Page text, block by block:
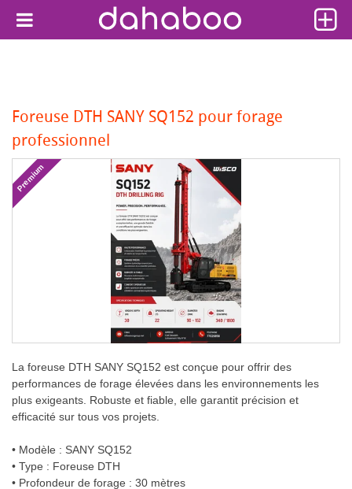
Foreuse DTH SANY SQ152 pour forage
professionnel
Premium
La foreuse DTH SANY SQ152 est conçue pour offrir des
performances de forage élevées dans les environnements les
plus exigeants. Robuste et fiable, elle garantit précision et
efficacité sur tous vos projets.
• Modèle : SANY SQ152
• Type : Foreuse DTH
• Profondeur de forage : 30 mètres